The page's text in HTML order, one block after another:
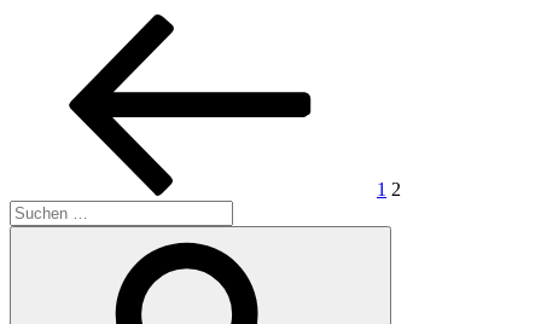
Seitennummerierung
Beiträge
1 2
Suche
nach: